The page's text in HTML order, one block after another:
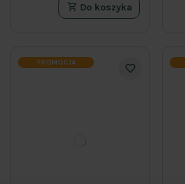
Do koszyka
PROMOCJA